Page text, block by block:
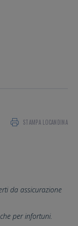
STAMPA LOCANDINA
da assicurazione
per infortuni.